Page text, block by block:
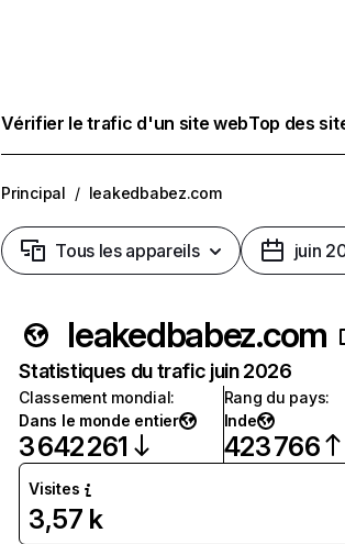
Vérifier le trafic d'un site webTop des
Principal / leakedbabez.com
Tous les appareils juin
leakedbabez.com
Statistiques du trafic juin 2026
Classement mondial:
Dans le monde entier
3 642 261
Rang du pays:
Inde
423 766
Visites
3,57 k